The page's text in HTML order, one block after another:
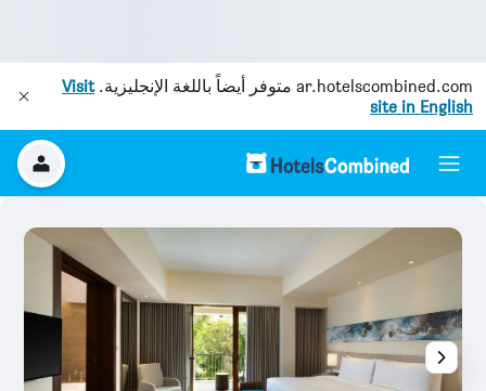
ar.hotelscombined.com متوفر أيضاً باللغة الإنجليزية.Visit
site in English